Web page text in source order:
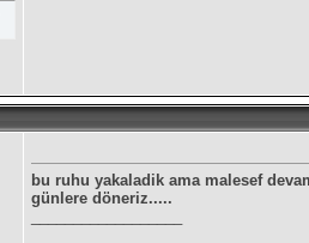
bu ruhu yakaladik ama malesef
günlere döneriz.....